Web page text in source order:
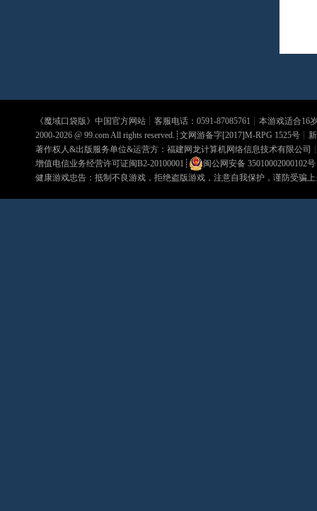
《魔域口袋版》中国官方网站┊客服电话：0591-87085761┊本游戏适合16
2000-2026 @ 99.comAll rights reserved.┊文网游备字[2017]M-RPG 1525号┊
著作权人&出版服务单位&运营方：福建网龙计算机网络信息技术有限公司
增值电信业务经营许可证闽B2-20100001 ┊ 闽公网安备 35010002000102号
健康游戏忠告：抵制不良游戏，拒绝盗版游戏，注意自我保护，谨防受骗